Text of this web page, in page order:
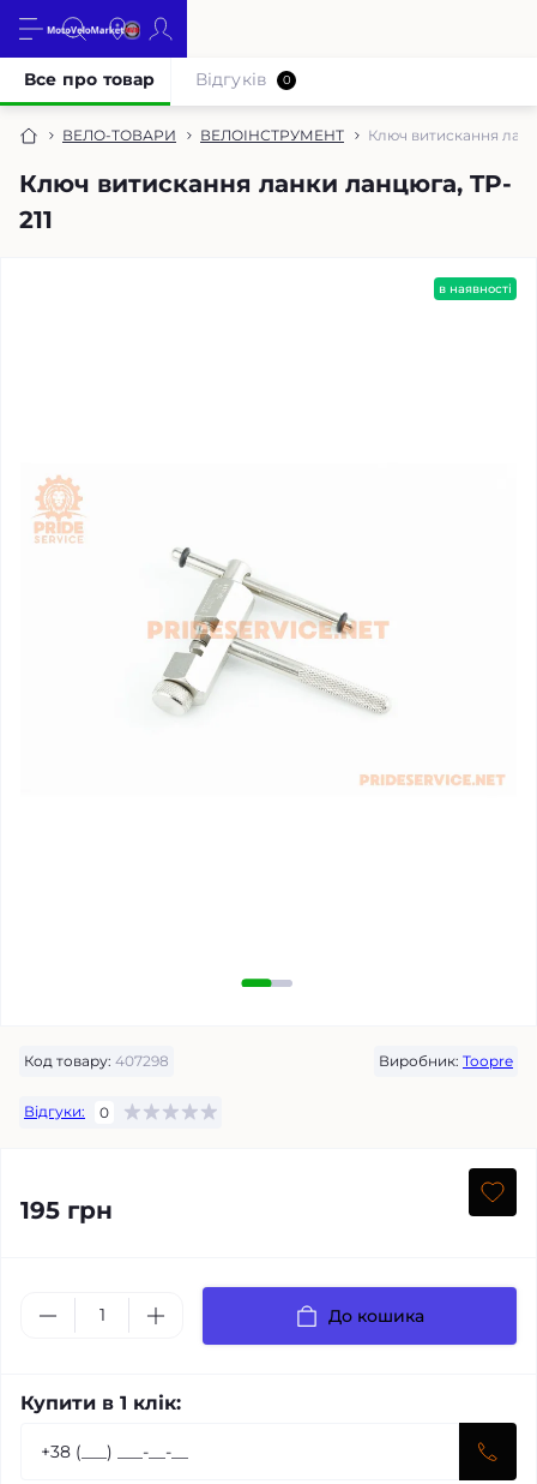
ВЕЛО-ТОВАРИ ВЕЛОІНСТРУМЕНТ Ключ витискання
Ключ витискання ланки ланцюга, TP-
211
Все про товар Відгуків 0
в наявності
Код товару: 407298 Виробник: Toopre
Відгуки: 0
195 грн
До кошика
Купити в 1 клік: